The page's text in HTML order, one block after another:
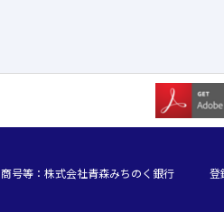
商号等：株式会社青森みちのく銀行